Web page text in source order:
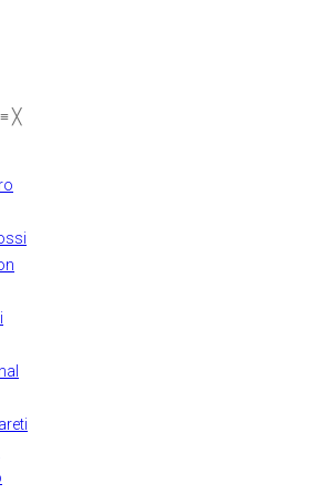
≡╳